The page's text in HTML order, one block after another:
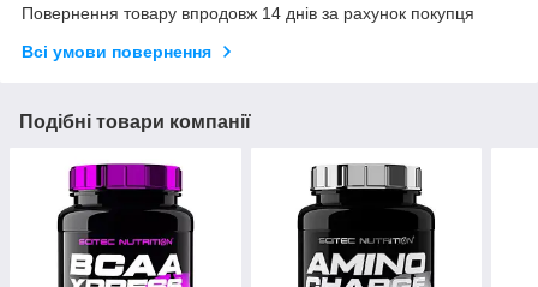
Повернення товару впродовж 14 днів за рахунок покупця
Всі умови повернення
Подібні товари компанії